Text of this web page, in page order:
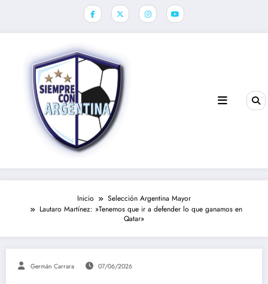
Inicio
Selección Argentina Mayor
Lautaro Martínez: »Tenemos que ir a defender lo que ganamos en
Qatar»
Germán Carrara 07/06/2026